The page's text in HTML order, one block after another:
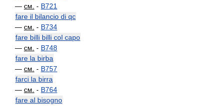
— см. - B721
fare il bilancio di qc
— см. - B734
fare billi billi col capo
— см. - B748
fare la birba
— см. - B757
farci la birra
— см. - B764
fare al bisogno